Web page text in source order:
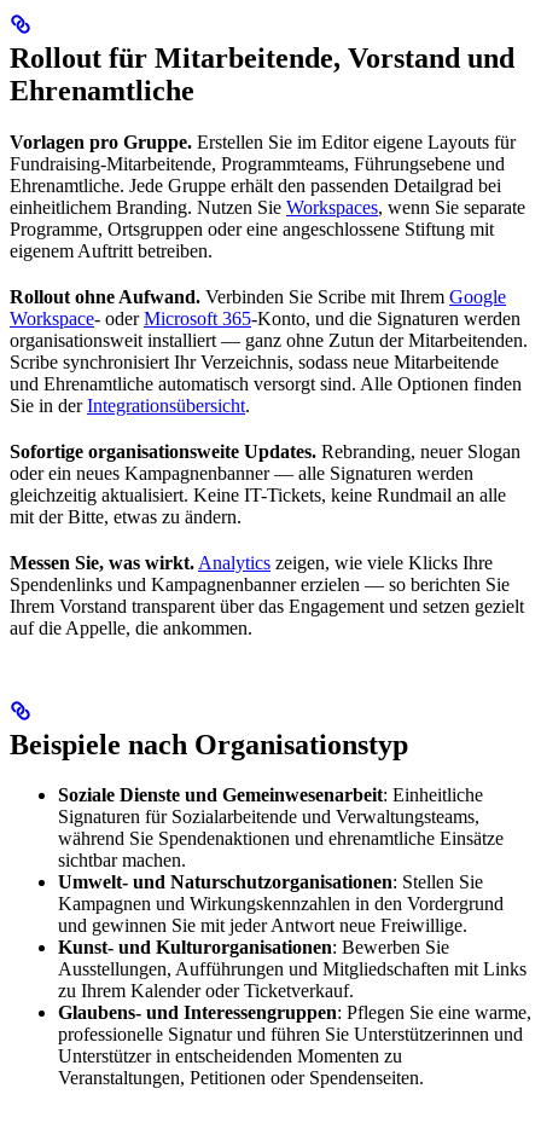
Rollout für Mitarbeitende, Vorstand und
Ehrenamtliche
Vorlagen pro Gruppe. Erstellen Sie im Editor eigene Layouts für
Fundraising-Mitarbeitende, Programmteams, Führungsebene und
Ehrenamtliche. Jede Gruppe erhält den passenden Detailgrad bei
einheitlichem Branding. Nutzen Sie Workspaces, wenn Sie separate
Programme, Ortsgruppen oder eine angeschlossene Stiftung mit
eigenem Auftritt betreiben.
Rollout ohne Aufwand. Verbinden Sie Scribe mit Ihrem Google
Workspace- oderMicrosoft 365-Konto, und die Signaturen werden
organisationsweit installiert — ganz ohne Zutun der Mitarbeitenden.
Scribe synchronisiert Ihr Verzeichnis, sodass neue Mitarbeitende
und Ehrenamtliche automatisch versorgt sind. Alle Optionen finden
Sie in derIntegrationsübersicht.
Sofortige organisationsweite Updates. Rebranding, neuer Slogan
oder ein neues Kampagnenbanner — alle Signaturen werden
gleichzeitig aktualisiert. Keine IT-Tickets, keine Rundmail an alle
mit der Bitte, etwas zu ändern.
Messen Sie, was wirkt. Analytics zeigen, wie viele Klicks Ihre
Spendenlinks und Kampagnenbanner erzielen — so berichten Sie
Ihrem Vorstand transparent über das Engagement und setzen gezielt
auf die Appelle, die ankommen.
Beispiele nach Organisationstyp
Soziale Dienste und Gemeinwesenarbeit: Einheitliche
Signaturen für Sozialarbeitende und Verwaltungsteams,
während Sie Spendenaktionen und ehrenamtliche Einsätze
sichtbar machen.
Umwelt- und Naturschutzorganisationen: Stellen Sie
Kampagnen und Wirkungskennzahlen in den Vordergrund
und gewinnen Sie mit jeder Antwort neue Freiwillige.
Kunst- und Kulturorganisationen: Bewerben Sie
Ausstellungen, Aufführungen und Mitgliedschaften mit Links
zu Ihrem Kalender oder Ticketverkauf.
Glaubens- und Interessengruppen: Pflegen Sie eine warme,
professionelle Signatur und führen Sie Unterstützerinnen und
Unterstützer in entscheidenden Momenten zu
Veranstaltungen, Petitionen oder Spendenseiten.